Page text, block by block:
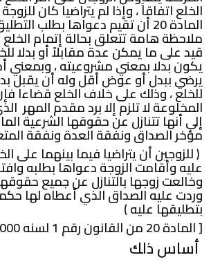
الخلع اتفاقاً ، وإذا لم يتراضيا كان
المادة 20 أن تقيم دعواها بطلب
ملاحظة هامة تتعلق بحالة إتمام الخلع
قيد على ما يمكن عدة مقابلاً أو بدلا
يكون بدلا بمعني مشروعيته ، وبمعني
يرضي ببدل أو عوض أقل وله أن يقبل
للخلع ، وذلك على خلاف الخلع قضاءا
المخلوعة لا تلزم إلا برد مقدم المهر
إلى أنها تتنازل عن حقوقها الشرعية
مؤخر الصداق ونفقة العدة ونفقة
( للزوجين أن يتراضيا فيما بينهما على
عليه وأقامت الزوجة دعواها بطلبه
وخالعت زوجها بالتنازل عن جميع
وردت عليه الصداق الذي أعطاه لها
بتطليقها عليه )
[ المادة 20 من القانون رقم 1 لسنه 2000م ]
أساس ذلك